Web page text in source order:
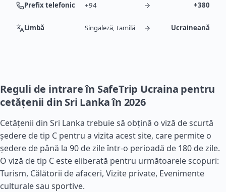
Prefix telefonic +94 +380
Limbă Singaleză, tamilă Ucraineană
Reguli de intrare în SafeTrip Ucraina pentru
cetățenii din Sri Lanka în 2026
Cetățenii din Sri Lanka trebuie să obțină o viză de scurtă
ședere de tip C pentru a vizita acest site, care permite o
ședere de până la 90 de zile într-o perioadă de 180 de zile.
O viză de tip C este eliberată pentru următoarele scopuri:
Turism, Călătorii de afaceri, Vizite private, Evenimente
culturale sau sportive.